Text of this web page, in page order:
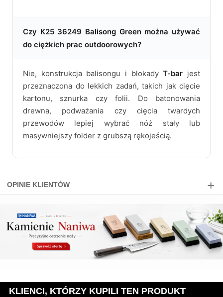
Czy K25 36249 Balisong Green można używać
do ciężkich prac outdoorowych?
Nie, konstrukcja balisongu i blokadyT-bar jest
przeznaczona do lekkich zadań, takich jak cięcie
kartonu, sznurka czy folii. Do batonowania
drewna, podważania czy cięcia twardych
przewodów lepiej wybrać nóż stały lub
masywniejszy folder z grubszą rękojeścią.
OPINIE KLIENTÓW
KLIENCI, KTÓRZY KUPILI TEN PRODUKT